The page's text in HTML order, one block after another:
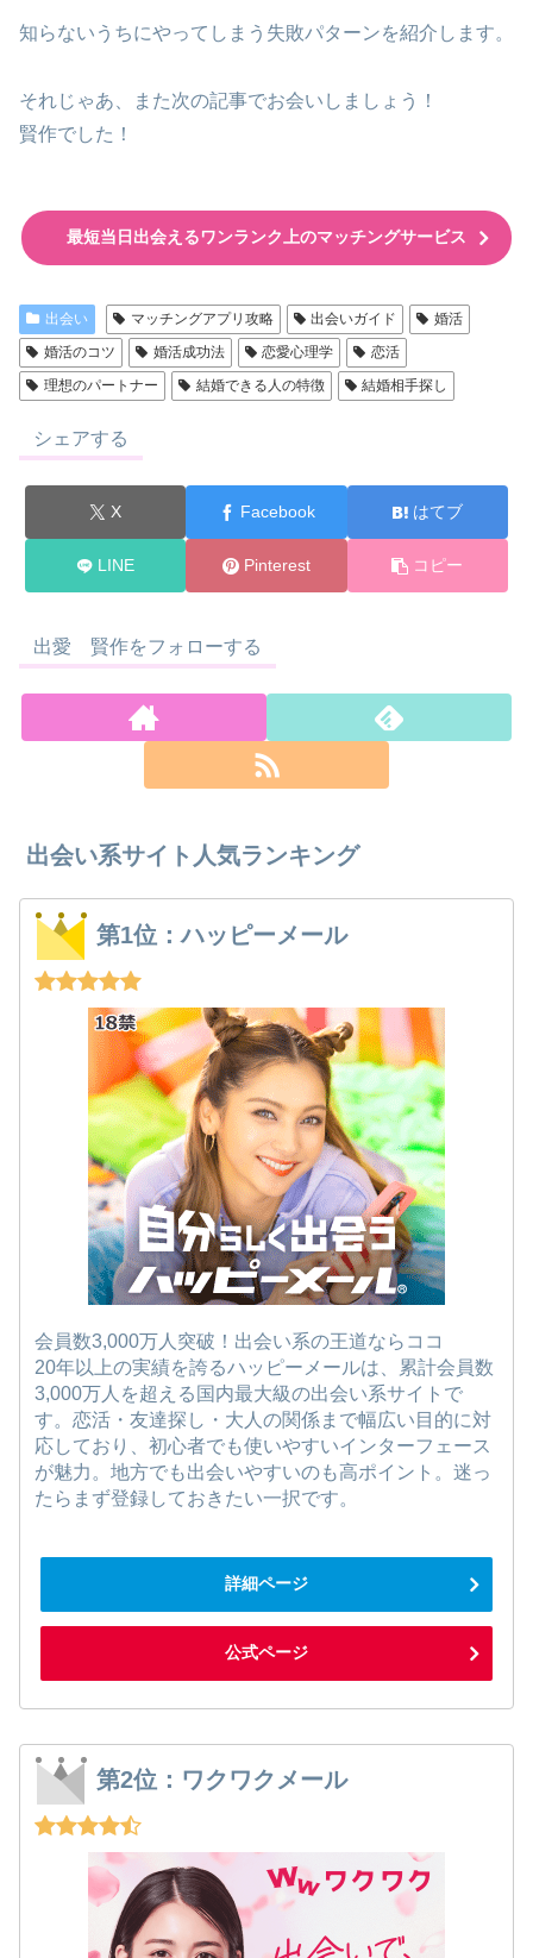
知らないうちにやってしまう失敗パターンを紹介します。
それじゃあ、また次の記事でお会いしましょう！
賢作でした！
最短当日出会えるワンランク上のマッチングサービス
出会い マッチングアプリ攻略 出会いガイド
婚活
婚活のコツ
婚活成功法 恋愛心理学
恋活
理想のパートナー
結婚できる人の特徴 結婚相手探し
シェアする
X Facebook はてブ
LINE Pinterest コピー
出愛 賢作をフォローする
出会い系サイト人気ランキング
第1位：ハッピーメール
会員数3,000万人突破！出会い系の王道ならココ
20年以上の実績を誇るハッピーメールは、累計会員数
3,000万人を超える国内最大級の出会い系サイトで
す。恋活・友達探し・大人の関係まで幅広い目的に対
応しており、初心者でも使いやすいインターフェース
が魅力。地方でも出会いやすいのも高ポイント。迷っ
たらまず登録しておきたい一択です。
詳細ページ
公式ページ
第2位：ワクワクメール